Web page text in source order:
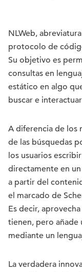
NLWeb,
protocolo de
Su objetivo es
consultas en
estático en algo
buscar e
A diferencia de los
de las búsquedas
los usuarios
directamente en
a partir del
el marcado de
Es decir,
tienen, pero añade
mediante un
La verdadera